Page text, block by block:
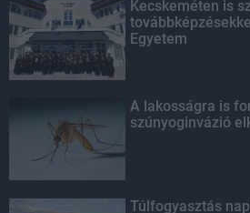
Kecskeméten is
Egyetem
A lakosságra is
szúnyoginvázió
Túlfogyasztás